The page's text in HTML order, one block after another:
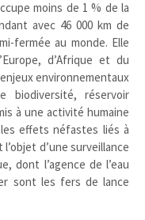
moins de 1 % de la
avec 46 000 km de
fermée au monde. Elle
d’Afrique et du
environnementaux
biodiversité, réservoir
à une activité humaine
effets néfastes liés à
d’une surveillance
dont l’agence de l’eau
sont les fers de lance